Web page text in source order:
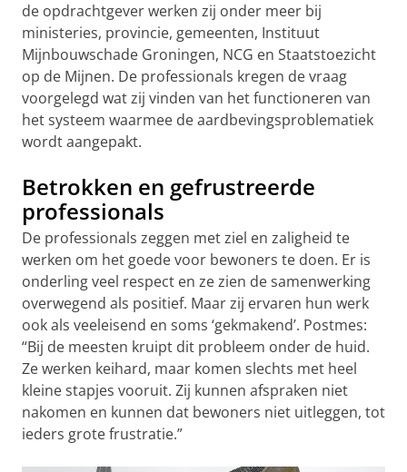
de opdrachtgever werken zij onder meer bij
ministeries, provincie, gemeenten, Instituut
Mijnbouwschade Groningen, NCG en Staatstoezicht
op de Mijnen. De professionals kregen de vraag
voorgelegd wat zij vinden van het functioneren van
het systeem waarmee de aardbevingsproblematiek
wordt aangepakt.
Betrokken en gefrustreerde
professionals
De professionals zeggen met ziel en zaligheid te
werken om het goede voor bewoners te doen. Er is
onderling veel respect en ze zien de samenwerking
overwegend als positief. Maar zij ervaren hun werk
ook als veeleisend en soms ‘gekmakend’. Postmes:
“Bij de meesten kruipt dit probleem onder de huid.
Ze werken keihard, maar komen slechts met heel
kleine stapjes vooruit. Zij kunnen afspraken niet
nakomen en kunnen dat bewoners niet uitleggen, tot
ieders grote frustratie.”